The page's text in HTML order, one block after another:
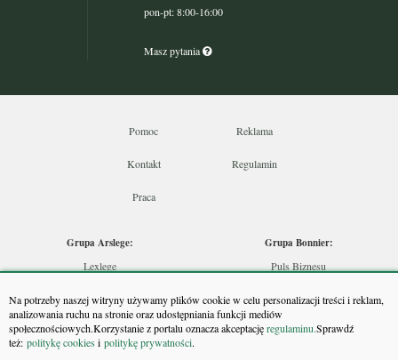
Na potrzeby naszej witryny używamy plików cookie w celu personalizacji treści i reklam,
analizowania ruchu na stronie oraz udostępniania funkcji mediów
społecznościowych.Korzystanie z portalu oznacza akceptacjęregulaminu.Sprawdź
też: politykę cookiesi politykę prywatności.
pon-pt: 8:00-16:00
Masz pytania
Pomoc Reklama
Kontakt Regulamin
Praca
Grupa Arslege:
Lexlege
Skarbowcy
Urzędnik
Rzeczoznawca
Grupa Bonnier:
Puls Biznesu
Puls Medycyny
Monitor Firm